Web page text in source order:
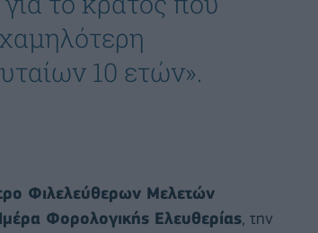
10 ετών».
Φιλελεύθερων Μελετών
Φορολογικής Ελευθερίας, την